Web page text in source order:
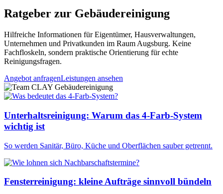
Ratgeber zur Gebäudereinigung
Hilfreiche Informationen für Eigentümer, Hausverwaltungen,
Unternehmen und Privatkunden im Raum Augsburg. Keine
Fachfloskeln, sondern praktische Orientierung für echte
Reinigungsfragen.
Angebot anfragenLeistungen ansehen
Unterhaltsreinigung: Warum das 4-Farb-System
wichtig ist
So werden Sanitär, Büro, Küche und Oberflächen sauber getrennt.
Fensterreinigung: kleine Aufträge sinnvoll bündeln